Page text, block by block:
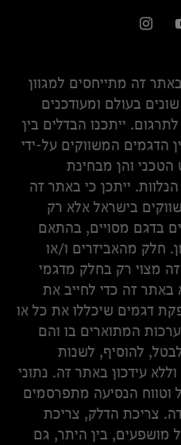
זה מתייחסים למגוון
בעולם ומעודכנים
ייתכנו הבדלים בין
הדגמים המשווקים על-ידי
והן מבחינת
ייתכן כי באתר זה
בישראל אלא רק
בדגם מסויים, בהתאם
חלק מהאביזרים ו/או
מצוי רק בחלק מדגמי
זה כדי לחייב את
דגמים שיכללו את כל או
המתוארים בו והם
להוסיף, לשנות
עידכון באתר זה. נתוני
הנסיעה מתפרסמים
צריכת הדלק, צריכת
מושפעים, בין היתר, גם